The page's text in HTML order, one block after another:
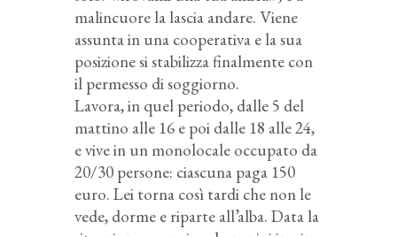
malincuore la lascia andare. Viene
assunta in una cooperativa e la sua
posizione si stabilizza finalmente con
il permesso di soggiorno.
Lavora, in quel periodo, dalle 5 del
mattino alle 16 e poi dalle 18 alle 24,
e vive in un monolocale occupato da
20/30 persone: ciascuna paga 150
euro. Lei torna così tardi che non le
vede, dorme e riparte all’alba. Data la